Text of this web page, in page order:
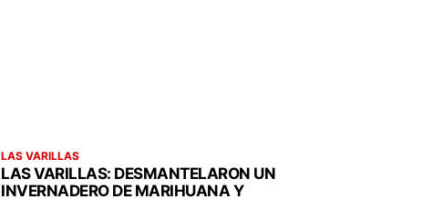
LAS VARILLAS
LAS VARILLAS: DESMANTELARON UN
INVERNADERO DE MARIHUANA Y